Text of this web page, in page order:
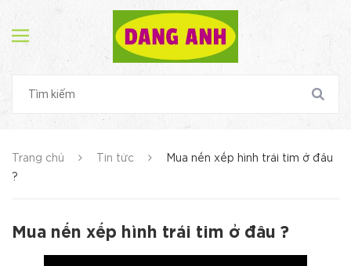
Trang chủ Tin tức
Mua nến xếp hình trái tim ở đâu
?
Mua nến xếp hình trái tim ở đâu ?